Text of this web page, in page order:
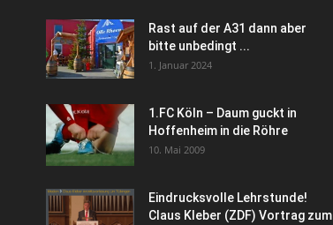
Rast auf der A31 dann aber
bitte unbedingt ...
1. Januar 2024
1.FC Köln – Daum guckt in
Hoffenheim in die Röhre
10. Mai 2009
Eindrucksvolle Lehrstunde!
Claus Kleber (ZDF) Vortrag zum